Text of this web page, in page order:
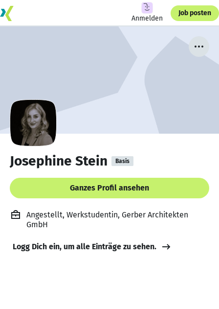
Anmelden
Job posten
Josephine Stein Basis
Ganzes Profil ansehen
Angestellt, Werkstudentin, Gerber Architekten
GmbH
Logg Dich ein, um alle Einträge zu sehen.